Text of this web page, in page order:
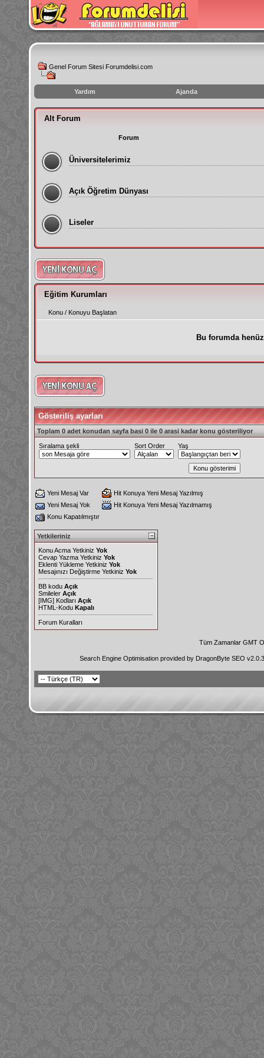
Genel Forum Sitesi Forumdelisi.com
Yardım Ajanda
instagram
izlenme
Alt Forum
Forum
Üniversitelerimiz
Açık Öğretim Dünyası
Liseler
Eğitim Kurumları
Konu / Konuyu Başlatan
Bu forumda
Gösteriliş ayarları
Toplam 0 adet konudan sayfa basi 0 ile 0 arasi kadar konu gösteriliyor
Sıralama şekli Sort Order Yaş
Yeni Mesaj Var
Hit Konuya Yeni Mesaj Yazılmış
Yeni Mesaj Yok
Hit Konuya Yeni Mesaj Yazılmamış
Konu Kapatılmıştır
Yetkileriniz
Konu Acma Yetkiniz Yok
Cevap Yazma Yetkiniz Yok
Eklenti Yükleme Yetkiniz Yok
Mesajınızı Değiştirme Yetkiniz Yok
BB kodu Açık
Smileler Açık
[IMG] Kodları Açık
HTML-Kodu Kapalı
Forum Kuralları
Tüm Zamanlar GMT
Search Engine Optimisation provided by DragonByte SEO